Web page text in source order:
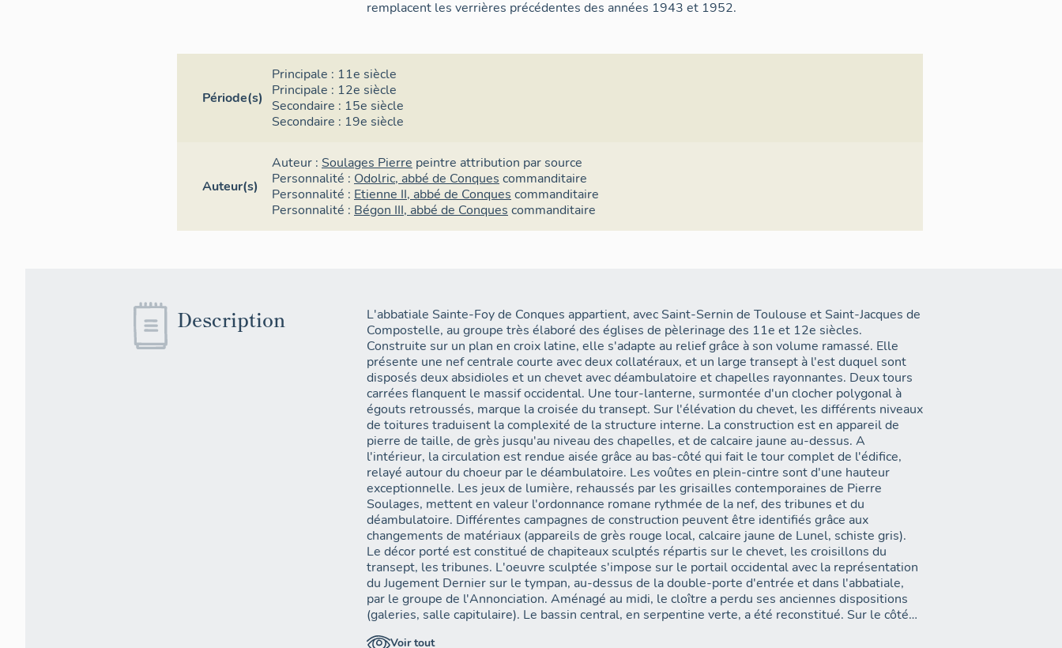
remplacent les verrières précédentes des années 1943 et 1952.
Période(s)
Principale : 11e siècle
Principale : 12e siècle
Secondaire : 15e siècle
Secondaire : 19e siècle
Auteur(s)
Auteur : Soulages Pierre peintre attribution par source
Personnalité : Odolric, abbé de Conques commanditaire
Personnalité : Etienne II, abbé de Conques commanditaire
Personnalité : Bégon III, abbé de Conques commanditaire
Description
L'abbatiale Sainte-Foy de Conques appartient, avec Saint-Sernin de Toulouse et Saint-Jacques de
Compostelle, au groupe très élaboré des églises de pèlerinage des 11e et 12e siècles.
Construite sur un plan en croix latine, elle s'adapte au relief grâce à son volume ramassé. Elle
présente une nef centrale courte avec deux collatéraux, et un large transept à l'est duquel sont
disposés deux absidioles et un chevet avec déambulatoire et chapelles rayonnantes. Deux tours
carrées flanquent le massif occidental. Une tour-lanterne, surmontée d'un clocher polygonal à
égouts retroussés, marque la croisée du transept. Sur l'élévation du chevet, les différents niveaux
de toitures traduisent la complexité de la structure interne. La construction est en appareil de
pierre de taille, de grès jusqu'au niveau des chapelles, et de calcaire jaune au-dessus. A
l'intérieur, la circulation est rendue aisée grâce au bas-côté qui fait le tour complet de l'édifice,
relayé autour du choeur par le déambulatoire. Les voûtes en plein-cintre sont d'une hauteur
exceptionnelle. Les jeux de lumière, rehaussés par les grisailles contemporaines de Pierre
Soulages, mettent en valeur l'ordonnance romane rythmée de la nef, des tribunes et du
déambulatoire. Différentes campagnes de construction peuvent être identifiés grâce aux
changements de matériaux (appareils de grès rouge local, calcaire jaune de Lunel, schiste gris).
Le décor porté est constitué de chapiteaux sculptés répartis sur le chevet, les croisillons du
transept, les tribunes. L'oeuvre sculptée s'impose sur le portail occidental avec la représentation
du Jugement Dernier sur le tympan, au-dessus de la double-porte d'entrée et dans l'abbatiale,
par le groupe de l'Annonciation. Aménagé au midi, le cloître a perdu ses anciennes dispositions
(galeries, salle capitulaire). Le bassin central, en serpentine verte, a été reconstitué. Sur le côté
Voir tout